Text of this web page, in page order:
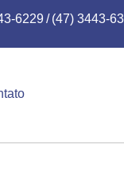
6229/ (47) 3443-